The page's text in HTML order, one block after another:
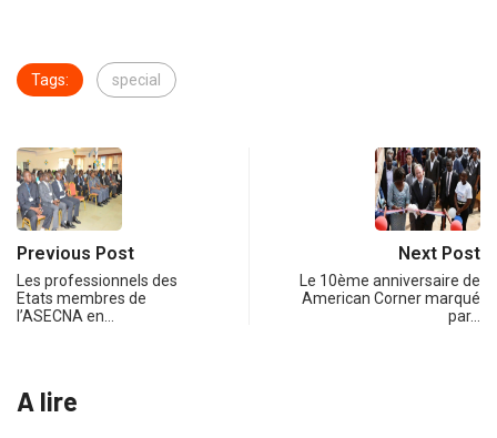
Tags: special
Previous Post
Les professionnels des
Etats membres de
l’ASECNA en…
Next Post
Le 10ème anniversaire de
American Corner marqué
par…
A lire